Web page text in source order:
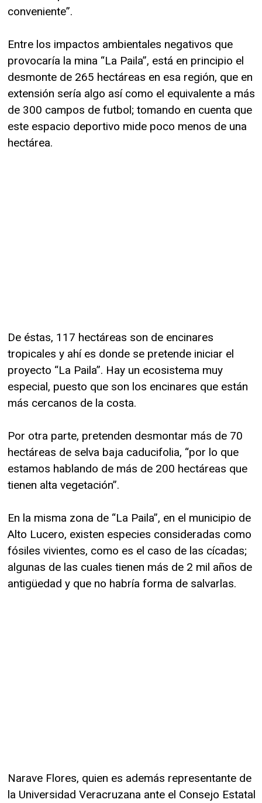
conveniente”.
Entre los impactos ambientales negativos que
provocaría la mina “La Paila”, está en principio el
desmonte de 265 hectáreas en esa región, que en
extensión sería algo así como el equivalente a más
de 300 campos de futbol; tomando en cuenta que
este espacio deportivo mide poco menos de una
hectárea.
De éstas, 117 hectáreas son de encinares
tropicales y ahí es donde se pretende iniciar el
proyecto “La Paila”. Hay un ecosistema muy
especial, puesto que son los encinares que están
más cercanos de la costa.
Por otra parte, pretenden desmontar más de 70
hectáreas de selva baja caducifolia, “por lo que
estamos hablando de más de 200 hectáreas que
tienen alta vegetación”.
En la misma zona de “La Paila”, en el municipio de
Alto Lucero, existen especies consideradas como
fósiles vivientes, como es el caso de las cícadas;
algunas de las cuales tienen más de 2 mil años de
antigüedad y que no habría forma de salvarlas.
Narave Flores, quien es además representante de
la Universidad Veracruzana ante el Consejo Estatal